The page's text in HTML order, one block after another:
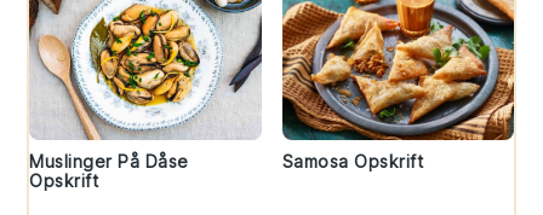
Muslinger På Dåse
Opskrift
Samosa Opskrift